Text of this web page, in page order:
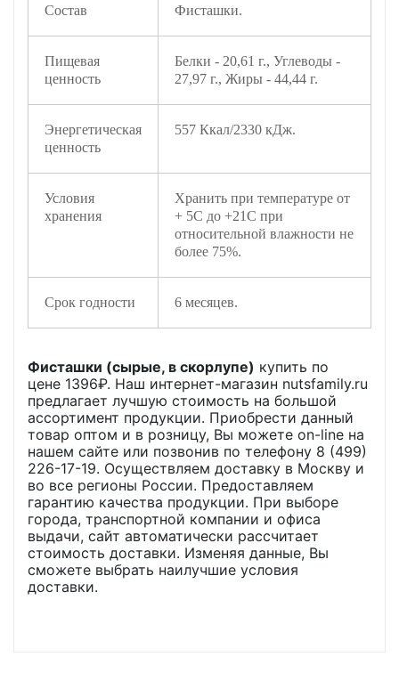
Состав Фисташки.
Пищевая
ценность
Белки - 20,61 г., Углеводы -
27,97 г., Жиры - 44,44 г.
Энергетическая
ценность
557 Ккал/2330 кДж.
Условия
хранения
Хранить при температуре от
+ 5С до +21С при
относительной влажности не
более 75%.
Срок годности 6 месяцев.
Фисташки (сырые, в скорлупе) купить по
цене 1396₽. Наш интернет-магазин nutsfamily.ru
предлагает лучшую стоимость на большой
ассортимент продукции. Приобрести данный
товар оптом и в розницу, Вы можете on-line на
нашем сайте или позвонив по телефону 8 (499)
226-17-19. Осуществляем доставку в Москву и
во все регионы России. Предоставляем
гарантию качества продукции. При выборе
города, транспортной компании и офиса
выдачи, сайт автоматически рассчитает
стоимость доставки. Изменяя данные, Вы
сможете выбрать наилучшие условия
доставки.